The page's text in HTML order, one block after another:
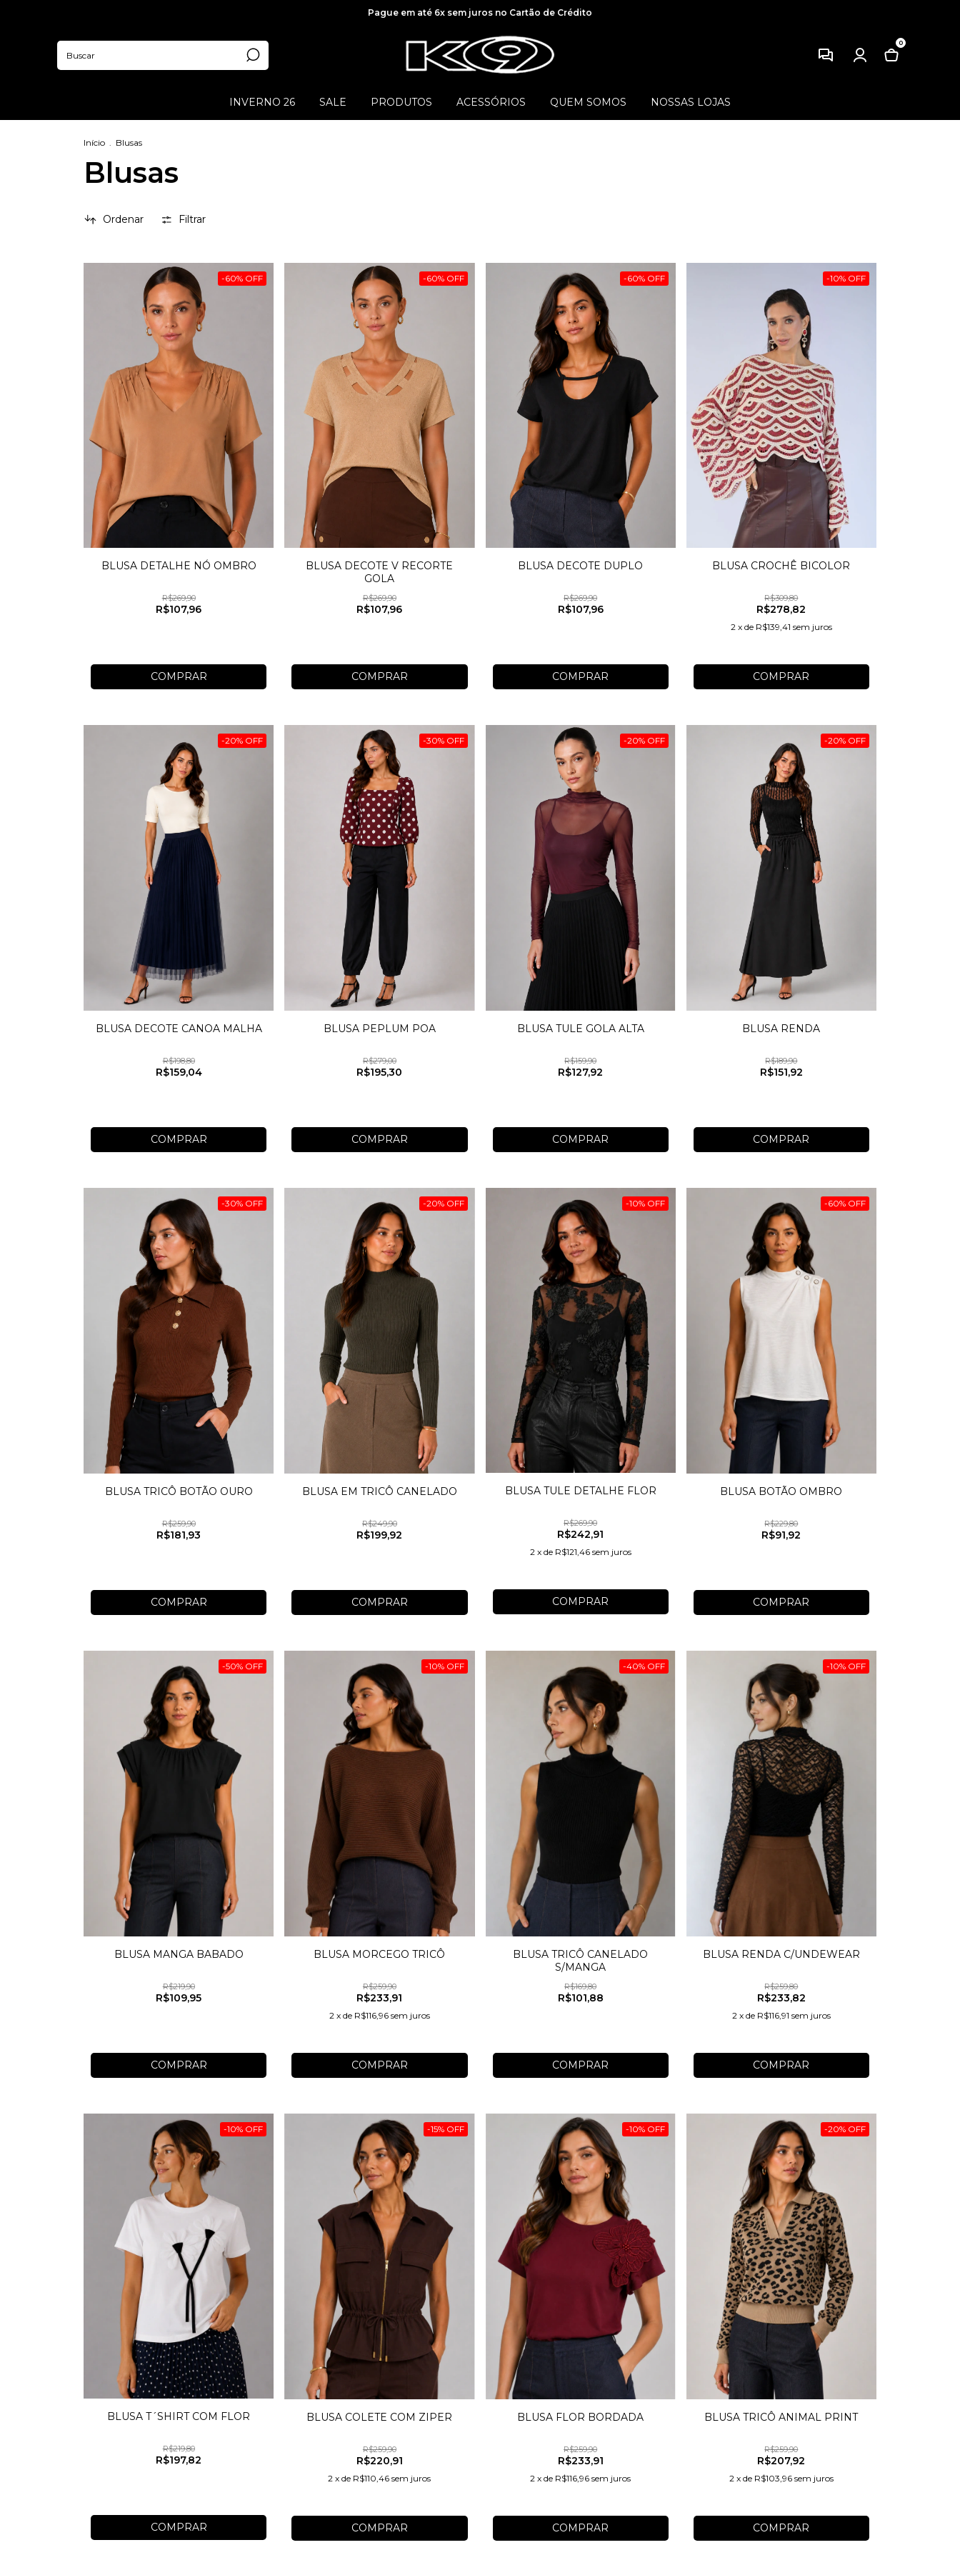
Pague em até 6x sem juros no Cartão de Crédito
0
INVERNO 26 SALE PRODUTOS ACESSÓRIOS QUEM SOMOS NOSSAS LOJAS
Início . Blusas
Blusas
Ordenar Filtrar
-60% OFF
BLUSA DETALHE NÓ OMBRO
R$269,90
R$107,96
COMPRAR
-60% OFF
BLUSA DECOTE V RECORTE
GOLA
R$269,90
R$107,96
COMPRAR
-60% OFF
BLUSA DECOTE DUPLO
R$269,90
R$107,96
COMPRAR
-10% OFF
BLUSA CROCHÊ BICOLOR
R$309,80
R$278,82
2 x de R$139,41 sem juros
COMPRAR
-20% OFF
BLUSA DECOTE CANOA MALHA
R$198,80
R$159,04
COMPRAR
-30% OFF
BLUSA PEPLUM POA
R$279,00
R$195,30
COMPRAR
-20% OFF
BLUSA TULE GOLA ALTA
R$159,90
R$127,92
COMPRAR
-20% OFF
BLUSA RENDA
R$189,90
R$151,92
COMPRAR
-30% OFF
BLUSA TRICÔ BOTÃO OURO
R$259,90
R$181,93
COMPRAR
-20% OFF
BLUSA EM TRICÔ CANELADO
R$249,90
R$199,92
COMPRAR
-10% OFF
BLUSA TULE DETALHE FLOR
R$269,90
R$242,91
2 x de R$121,46 sem juros
COMPRAR
-60% OFF
BLUSA BOTÃO OMBRO
R$229,80
R$91,92
COMPRAR
-50% OFF
BLUSA MANGA BABADO
R$219,90
R$109,95
COMPRAR
-10% OFF
BLUSA MORCEGO TRICÔ
R$259,90
R$233,91
2 x de R$116,96 sem juros
COMPRAR
-40% OFF
BLUSA TRICÔ CANELADO
S/MANGA
R$169,80
R$101,88
COMPRAR
-10% OFF
BLUSA RENDA C/UNDEWEAR
R$259,80
R$233,82
2 x de R$116,91 sem juros
COMPRAR
-10% OFF
BLUSA T´SHIRT COM FLOR
R$219,80
R$197,82
COMPRAR
-15% OFF
BLUSA COLETE COM ZIPER
R$259,90
R$220,91
2 xde R$110,46 sem juros
COMPRAR
-10% OFF
BLUSA FLOR BORDADA
R$259,90
R$233,91
2 xde R$116,96 sem juros
COMPRAR
-20% OFF
BLUSA TRICÔ ANIMAL PRINT
R$259,90
R$207,92
2 x de R$103,96 sem juros
COMPRAR